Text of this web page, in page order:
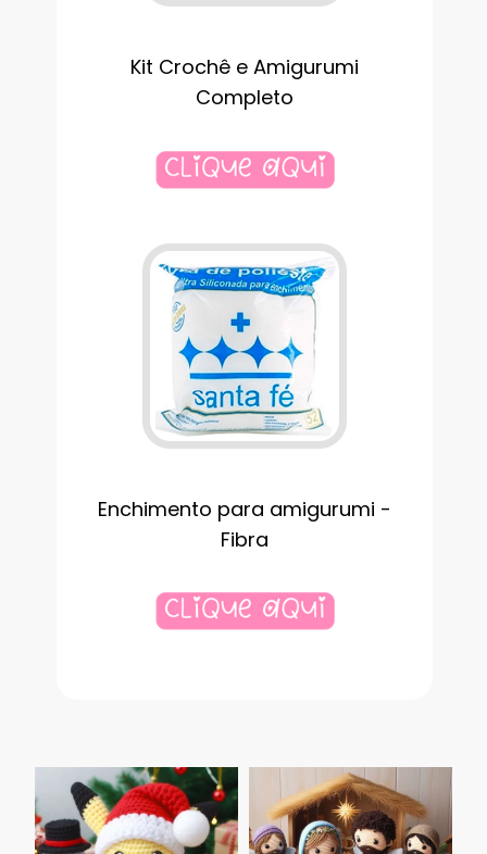
Kit Crochê e Amigurumi
Completo
Enchimento para amigurumi -
Fibra